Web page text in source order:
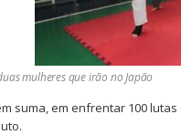
mulheres que irão no Japão
suma, em enfrentar 100